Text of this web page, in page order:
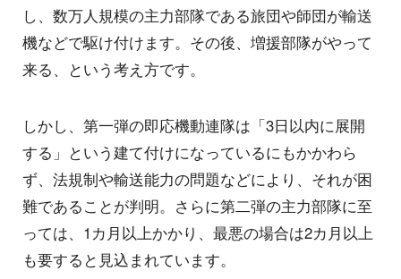
し、数万人規模の主力部隊である旅団や師団が輸送
機などで駆け付けます。その後、増援部隊がやって
来る、という考え方です。
しかし、第一弾の即応機動連隊は「3日以内に展開
する」という建て付けになっているにもかかわら
ず、法規制や輸送能力の問題などにより、それが困
難であることが判明。さらに第二弾の主力部隊に至
っては、1カ月以上かかり、最悪の場合は2カ月以上
も要すると見込まれています。